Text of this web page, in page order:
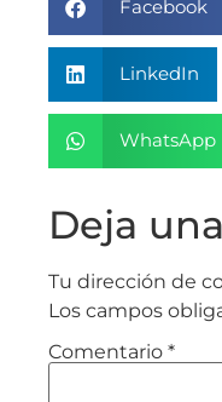
Facebook
LinkedIn
WhatsApp
Deja
Tu dirección de
Los campos
Comentario *